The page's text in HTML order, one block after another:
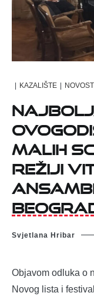
| KAZALIŠTE |
malih
režiji
Svjetlana Hribar
Objavom odluka o
Novog lista i